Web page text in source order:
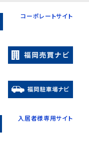
コーポレートサイト
入居者様専用サイト